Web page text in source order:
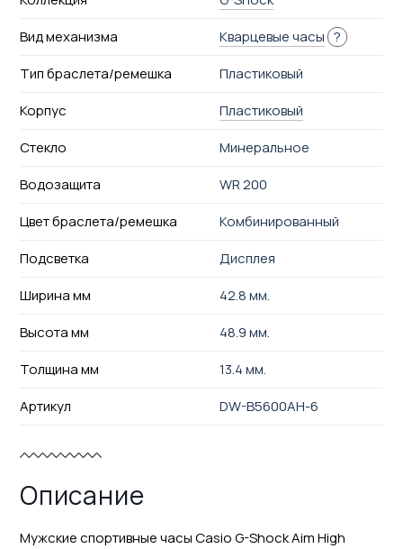
Вид механизма
Кварцевые часы ?
Тип браслета/ремешка
Пластиковый
Корпус
Пластиковый
Стекло
Минеральное
Водозащита
WR 200
Цвет браслета/ремешка
Комбинированный
Подсветка
Дисплея
Ширина мм
42.8 мм.
Высота мм
48.9 мм.
Толщина мм
13.4 мм.
Артикул
DW-B5600AH-6
Описание
Мужские спортивные часы Casio G-Shock Aim High